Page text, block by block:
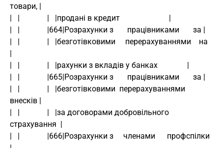
товари, |
|   |              |   |продані в кредит                         |
|   |              |664|Розрахунки з       працівниками       за |
|   |              |   |безготівковими     перерахуваннями    на
|
|   |              |   |рахунки з вкладів у банках               |
|   |              |665|Розрахунки з       працівниками       за |
|   |              |   |безготівковими  перерахуваннями
внесків |
|   |              |   |за договорами добровільного
страхування  |
|   |              |666|Розрахунки з     членами      профспілки